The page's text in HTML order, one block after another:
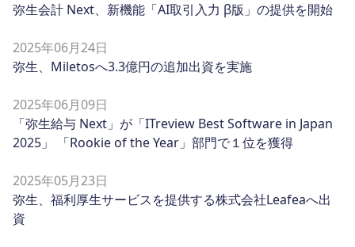
弥生会計 Next、新機能「AI取引入力 β版」の提供を開始
2025年06月24日
弥生、Miletosへ3.3億円の追加出資を実施
2025年06月09日
「弥生給与 Next」が「ITreview Best Software in Japan
2025」 「Rookie of the Year」部門で１位を獲得
2025年05月23日
弥生、福利厚生サービスを提供する株式会社Leafeaへ出
資